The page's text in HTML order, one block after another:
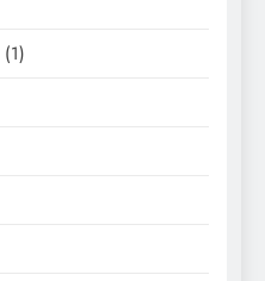
(1)